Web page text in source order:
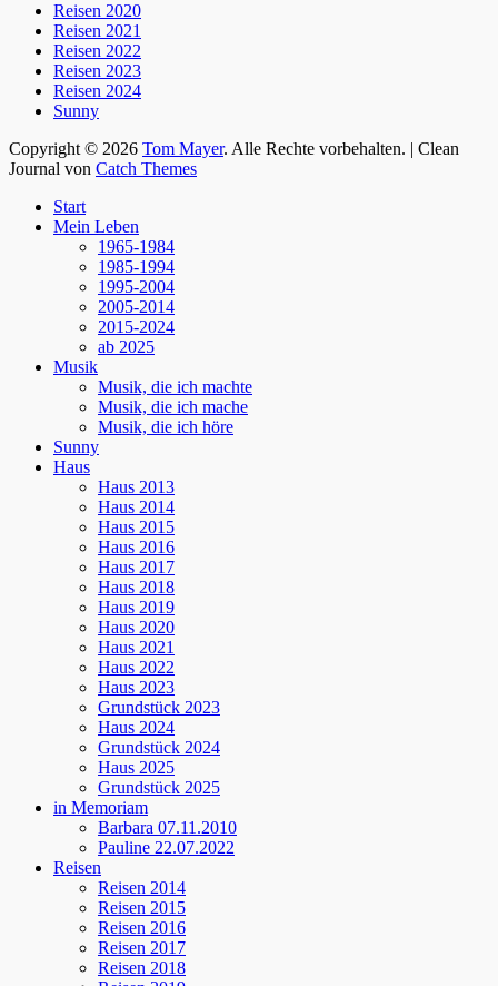
Reisen 2020
Reisen 2021
Reisen 2022
Reisen 2023
Reisen 2024
Sunny
Copyright © 2026 Tom Mayer. Alle Rechte vorbehalten. | Clean
Journal von Catch Themes
oben
scrollen
Start
Mein Leben
1965-1984
1985-1994
1995-2004
2005-2014
2015-2024
ab 2025
Musik
Musik, die ich machte
Musik, die ich mache
Musik, die ich höre
Sunny
Haus
Haus 2013
Haus 2014
Haus 2015
Haus 2016
Haus 2017
Haus 2018
Haus 2019
Haus 2020
Haus 2021
Haus 2022
Haus 2023
Grundstück 2023
Haus 2024
Grundstück 2024
Haus 2025
Grundstück 2025
in Memoriam
Barbara 07.11.2010
Pauline 22.07.2022
Reisen
Reisen 2014
Reisen 2015
Reisen 2016
Reisen 2017
Reisen 2018